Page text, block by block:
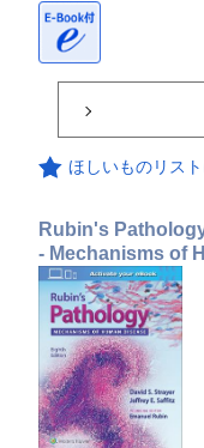
ほしいものリス
Rubin's
- Mechanisms of